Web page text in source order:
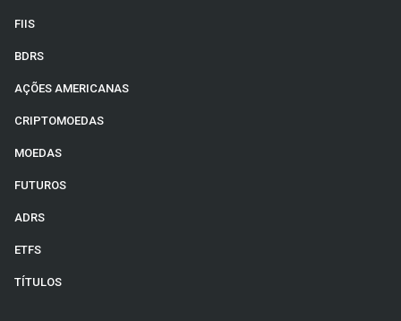
FIIS
BDRS
AÇÕES AMERICANAS
CRIPTOMOEDAS
MOEDAS
FUTUROS
ADRS
ETFS
TÍTULOS